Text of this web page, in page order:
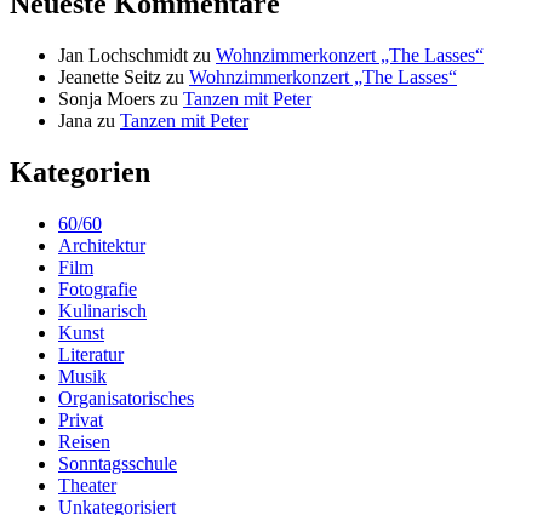
Jan Lochschmidt zu Wohnzimmerkonzert „The Lasses“
Jeanette Seitz zu Wohnzimmerkonzert „The Lasses“
Sonja Moers zu Tanzen mit Peter
Jana zu Tanzen mit Peter
Kategorien
60/60
Architektur
Film
Fotografie
Kulinarisch
Kunst
Literatur
Musik
Organisatorisches
Privat
Reisen
Sonntagsschule
Theater
Unkategorisiert